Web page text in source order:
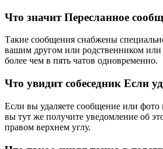
Что значит Пересланное
Такие сообщения снабжены
вашим другом или родственником
более чем в пять чатов одновременно.
Что увидит собеседник Если
Если вы удаляете сообщение или фото
вы тут же получите уведомление об
правом верхнем углу.